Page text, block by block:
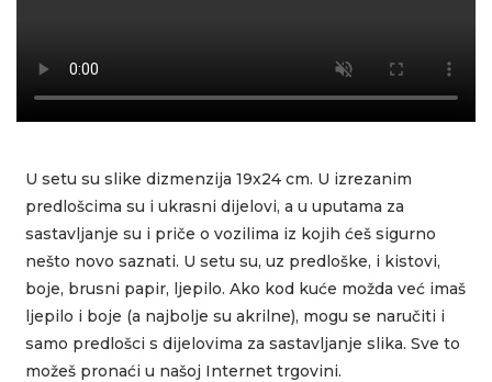
U setu su slike dizmenzija 19x24 cm. U izrezanim
predlošcima su i ukrasni dijelovi, a u uputama za
sastavljanje su i priče o vozilima iz kojih ćeš sigurno
nešto novo saznati. U setu su, uz predloške, i kistovi,
boje, brusni papir, ljepilo. Ako kod kuće možda već imaš
ljepilo i boje (a najbolje su akrilne), mogu se naručiti i
samo predlošci s dijelovima za sastavljanje slika. Sve to
možeš pronaći u našoj Internet trgovini.